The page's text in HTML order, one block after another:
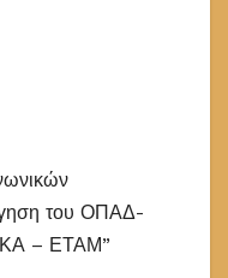
του ΟΠΑΔ-
– ΕΤΑΜ”